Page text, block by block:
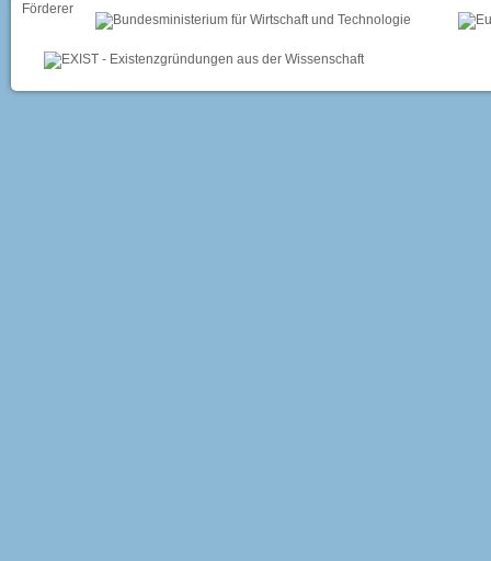
Förderer